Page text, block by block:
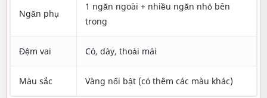
Ngăn phụ
1 ngăn ngoài + nhiều ngăn nhỏ bên
trong
Đệm vai Có, dày, thoải mái
Màu sắc Vàng nổi bật (có thêm các màu khác)